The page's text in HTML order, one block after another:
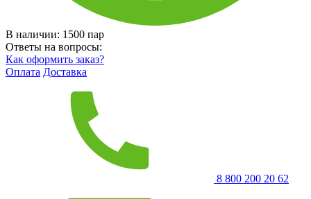
В наличии: 1500 пар
Ответы на вопросы:
Как оформить заказ?
Оплата Доставка
8 800 200 20 62